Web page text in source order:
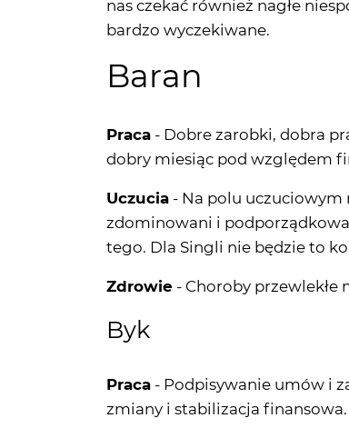
nas czekać również nagłe
bardzo wyczekiwane.
Baran
Praca - Dobre zarobki, dobra
dobry miesiąc pod względem
Uczucia - Na polu uczuciowym
zdominowani i
tego. Dla Singli nie będzie to
Zdrowie - Choroby przewlekłe
Byk
Praca - Podpisywanie umów i
zmiany i stabilizacja finansowa.